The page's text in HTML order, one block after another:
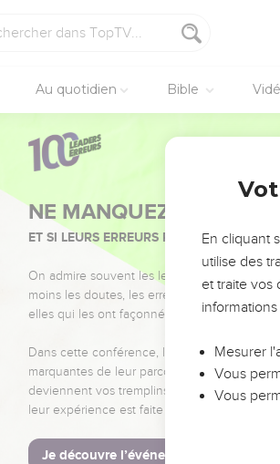
Au quotidien Bible
NE MANQUEZ PAS
ET SI LEURS ERREURS POUVAIENT VOUS
On admire souvent les leaders pour leurs
moins les doutes, les erreurs et les saisons
elles qui les ont façonnés.
Dans cette conférence, leaders,
marquantes de leur parcours et les clés
deviennent vos tremplins. Que vous
leur expérience est faite pour vous.
Je découvre l’événement
En cliquant
utilise des
et traite vos
Mesurer
Vous
Vous